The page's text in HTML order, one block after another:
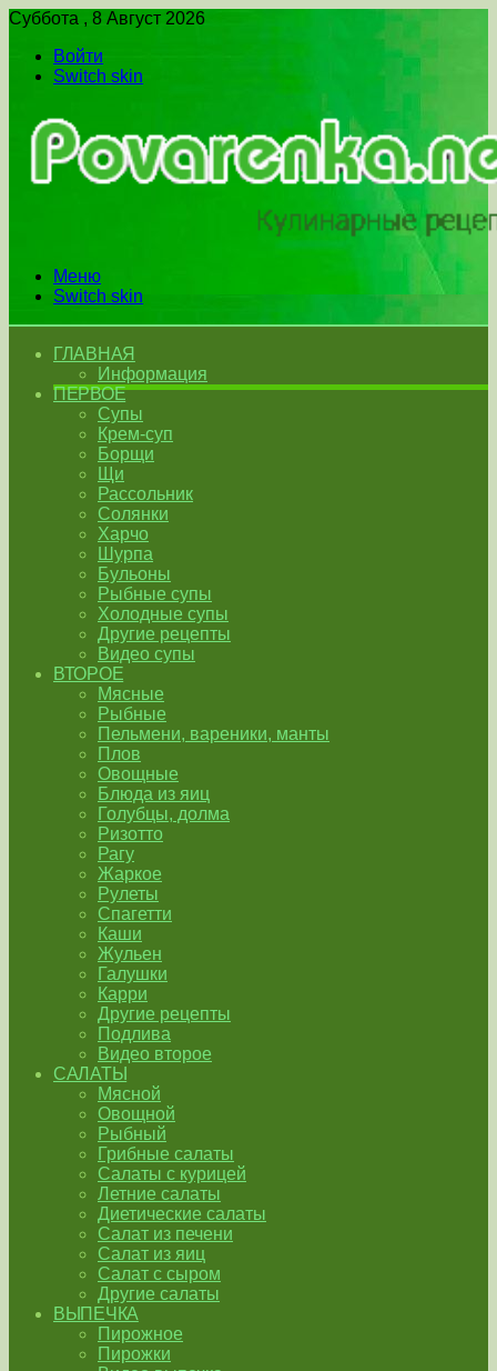
Суббота , 8 Август 2026
Войти
Switch skin
Меню
Switch skin
ГЛАВНАЯ
Информация
ПЕРВОЕ
Супы
Крем-суп
Борщи
Щи
Рассольник
Солянки
Харчо
Шурпа
Бульоны
Рыбные супы
Холодные супы
Другие рецепты
Видео супы
ВТОРОЕ
Мясные
Рыбные
Пельмени, вареники, манты
Плов
Овощные
Блюда из яиц
Голубцы, долма
Ризотто
Рагу
Жаркое
Рулеты
Спагетти
Каши
Жульен
Галушки
Карри
Другие рецепты
Подлива
Видео второе
САЛАТЫ
Мясной
Овощной
Рыбный
Грибные салаты
Салаты с курицей
Летние салаты
Диетические салаты
Салат из печени
Салат из яиц
Салат с сыром
Другие салаты
ВЫПЕЧКА
Пирожное
Пирожки